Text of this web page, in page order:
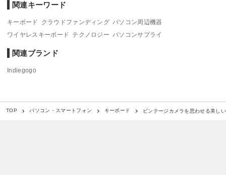
関連キーワード
キーボード クラウドファンディング パソコン周辺機器
ワイヤレスキーボード テクノロジー パソコンサプライ
関連ブランド
Indiegogo
TOP パソコン・スマートフォン キーボード ビンテージカメラを思わせる美し